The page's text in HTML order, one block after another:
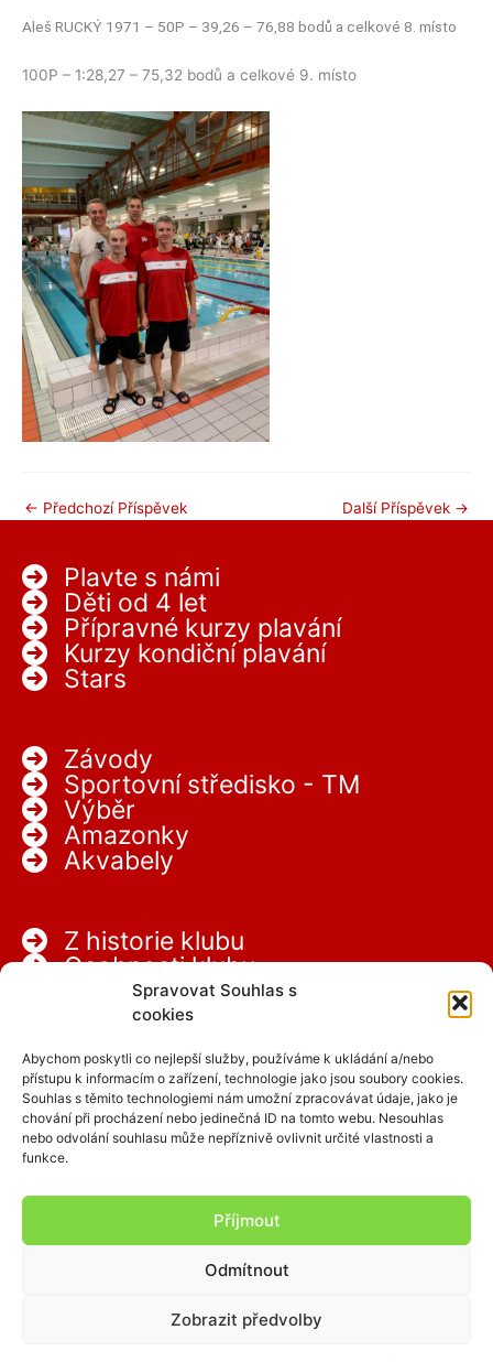
Spravovat Souhlas s
cookies
Abychom poskytli co nejlepší služby, používáme k ukládání a/nebo
přístupu k informacím o zařízení, technologie jako jsou soubory cookies.
Souhlas s těmito technologiemi nám umožní zpracovávat údaje, jako je
chování při procházení nebo jedinečná ID na tomto webu. Nesouhlas
nebo odvolání souhlasu může nepříznivě ovlivnit určité vlastnosti a
funkce.
Příjmout
Odmítnout
Zobrazit předvolby
Aleš RUCKÝ 1971 – 50P – 39,26 – 76,88 bodů a celkové 8. místo
100P – 1:28,27 – 75,32 bodů a celkové 9. místo
← Předchozí Příspěvek Další Příspěvek →
Plavte s námi
Děti od 4 let
Přípravné kurzy plavání
Kurzy kondiční plavání
Stars
Závody
Sportovní středisko - TM
Výběr
Amazonky
Akvabely
Z historie klubu
Osobnosti klubu
Partneři
Kariéra
clen.scpap.cz